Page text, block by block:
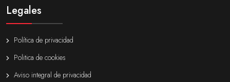
Legales
Política de privacidad
Politica de cookies
Aviso integral de privacidad